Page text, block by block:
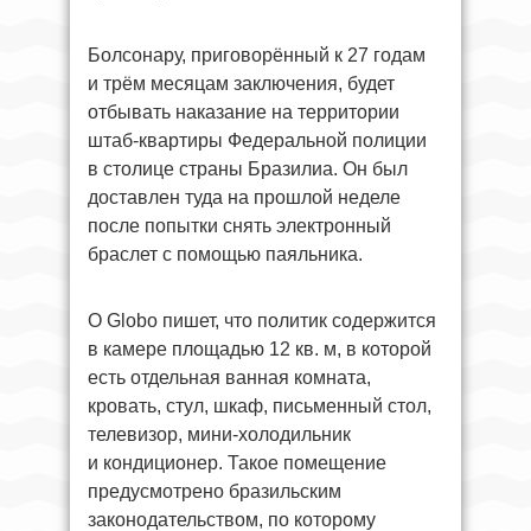
Болсонару, приговорённый к 27 годам
и трём месяцам заключения, будет
отбывать наказание на территории
штаб-квартиры Федеральной полиции
в столице страны Бразилиа. Он был
доставлен туда на прошлой неделе
после попытки снять электронный
браслет с помощью паяльника.
O Globo пишет, что политик содержится
в камере площадью 12 кв. м, в которой
есть отдельная ванная комната,
кровать, стул, шкаф, письменный стол,
телевизор, мини-холодильник
и кондиционер. Такое помещение
предусмотрено бразильским
законодательством, по которому